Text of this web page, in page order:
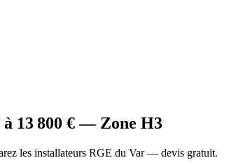
à 13 800 € — Zone H3
les installateurs RGE du Var — devis gratuit.